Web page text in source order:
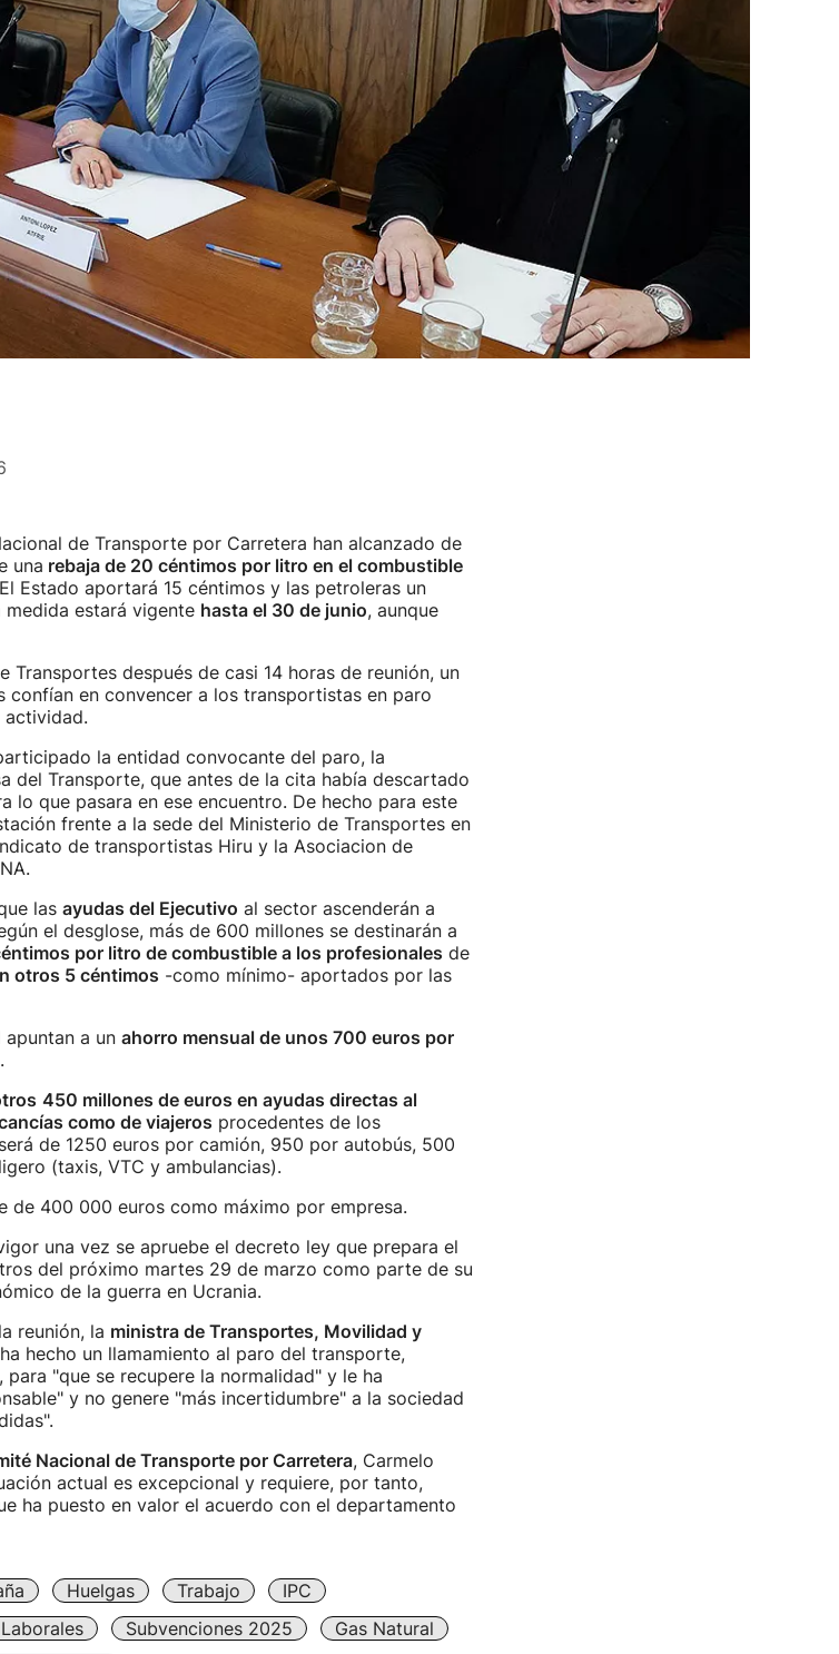
de Transporte por Carretera han alcanzado de
una rebaja de 20 céntimos por litro en el combustible
El Estado aportará 15 céntimos y las petroleras un
estará vigente hasta el 30 de junio, aunque
Transportes después de casi 14 horas de reunión, un
confían en convencer a los transportistas en paro
actividad.
la entidad convocante del paro, la
del Transporte, que antes de la cita había descartado
lo que pasara en ese encuentro. De hecho para este
frente a la sede del Ministerio de Transportes en
de transportistas Hiru y la Asociacion de
las ayudas del Ejecutivo al sector ascenderán a
el desglose, más de 600 millones se destinarán a
por litro de combustible a los profesionales de
otros 5 céntimos -como mínimo- aportados por las
a un ahorro mensual de unos 700 euros por
.
450 millones de euros en ayudas directas al
como de viajeros procedentes de los
de 1250 euros por camión, 950 por autobús, 500
(taxis, VTC y ambulancias).
de 400 000 euros como máximo por empresa.
una vez se apruebe el decreto ley que prepara el
del próximo martes 29 de marzo como parte de su
de la guerra en Ucrania.
reunión, la ministra de Transportes, Movilidad y
hecho un llamamiento al paro del transporte,
"que se recupere la normalidad" y le ha
y no genere "más incertidumbre" a la sociedad
Nacional de Transporte por Carretera, Carmelo
actual es excepcional y requiere, por tanto,
ha puesto en valor el acuerdo con el departamento
Huelgas Trabajo
IPC
Subvenciones 2025
Gas Natural